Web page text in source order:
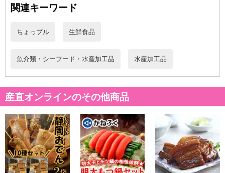
注意事項
【賞味・消費期限のある商品について】
のでご了承ください。
※お申込み後のキャンセルはお受けできません。
記載されている内容を必ずご確認いただき、お届けする商品セット
にご納得いただきましたうえでお申し込みください。
※パッケージ変更や商品リニューアル（成分など含む）等により、
参考の掲載画像や画像内のバーコードなど、お届け商品と多少異な
る場合がございます。
また、[新たな加工食品の原料原産地表示制度]の経過措置期間の終
関連キーワード
ちょっプル 生鮮食品
魚介類・シーフード・水産加工品 水産加工品
産直オンラインのその他商品